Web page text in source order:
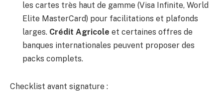
les cartes très haut de gamme (Visa Infinite, World
Elite MasterCard) pour facilitations et plafonds
larges. Crédit Agricole et certaines offres de
banques internationales peuvent proposer des
packs complets.
Checklist avant signature :